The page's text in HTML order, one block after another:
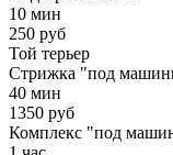
10 мин
250 руб
Той терьер
Стрижка "под
40 мин
1350 руб
Комплекс "под